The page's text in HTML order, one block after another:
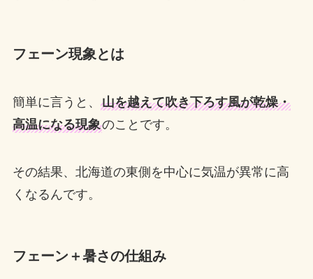
フェーン現象とは
簡単に言うと、 山を越えて吹き下ろす風が乾燥・
高温になる現象のことです。
その結果、北海道の東側を中心に気温が異常に高
くなるんです。
フェーン＋暑さの仕組み